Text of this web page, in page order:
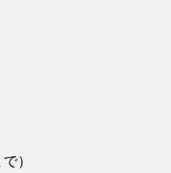
）